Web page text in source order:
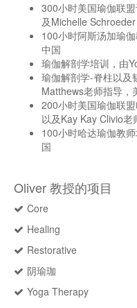
300小时美国瑜伽联
及Michelle
100小时阿斯汤加瑜
中国
瑜伽解剖学培训，由
瑜伽解剖学-脊柱以及
Matthews老师指导，
200小时美国瑜伽联
以及Kay Kay Clivio老
100小时哈达瑜伽教
国
Oliver 教授的项目
Core
Healing
Restorative
阴瑜珈
Yoga Therapy